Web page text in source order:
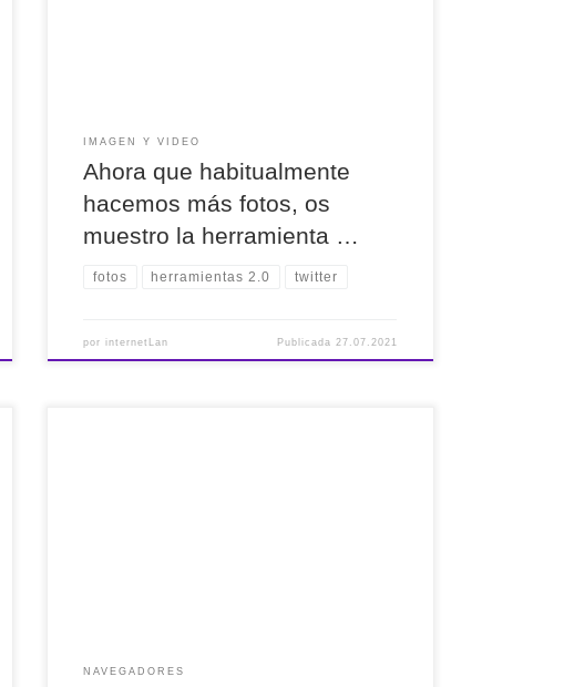
IMAGEN Y VIDEO
Ahora que habitualmente
hacemos más fotos, os
muestro la herramienta …
fotos herramientas 2.0 twitter
porinternetLan Publicada 27.07.2021
NAVEGADORES